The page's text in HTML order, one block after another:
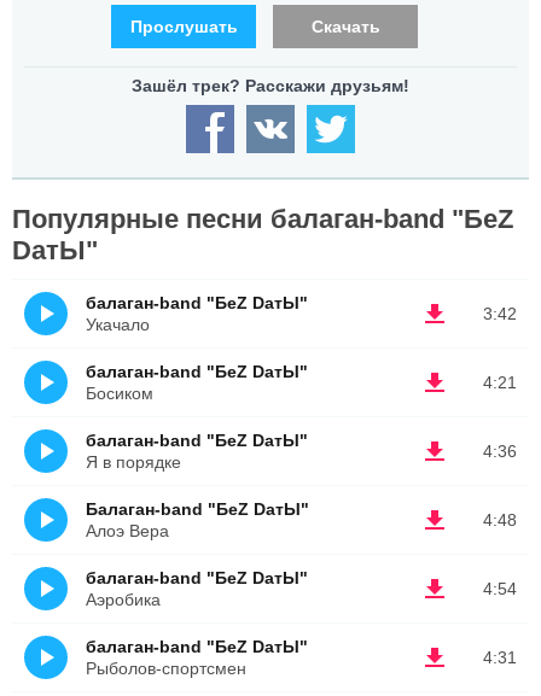
Прослушать Скачать
Популярные песни балаган-band "БеZ
DaтЫ"
3:42
балаган-band "БеZ DaтЫ"
Укачало
4:21
балаган-band "БеZ DaтЫ"
Босиком
4:36
балаган-band "БеZ DaтЫ"
Я в порядке
4:48
Балаган-band "БеZ DaтЫ"
Алоэ Вера
4:54
балаган-band "БеZ DaтЫ"
Аэробика
4:31
балаган-band "БеZ DaтЫ"
Рыболов-спортсмен